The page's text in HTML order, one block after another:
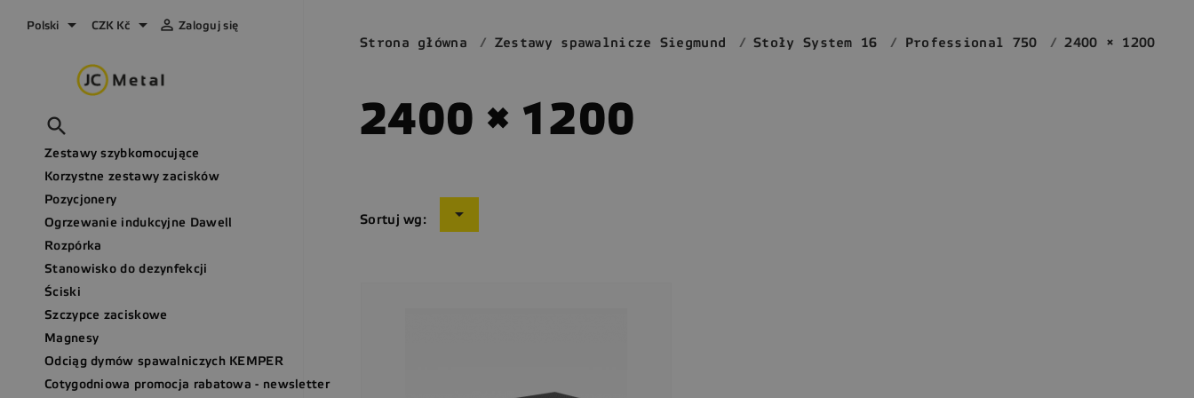
Polski  CZK Kč   Zaloguj się

Zestawy szybkomocujące
Korzystne zestawy zacisków
Pozycjonery
Ogrzewanie indukcyjne Dawell
Rozpórka
Stanowisko do dezynfekcji
Ściski
Szczypce zaciskowe
Magnesy
Odciąg dymów spawalniczych KEMPER
Cotygodniowa promocja rabatowa - newsletter
Strona główna Zestawy spawalnicze Siegmund Stoły System 16 Professional 750 2400 × 1200
2400 × 1200
Sortuj wg: 